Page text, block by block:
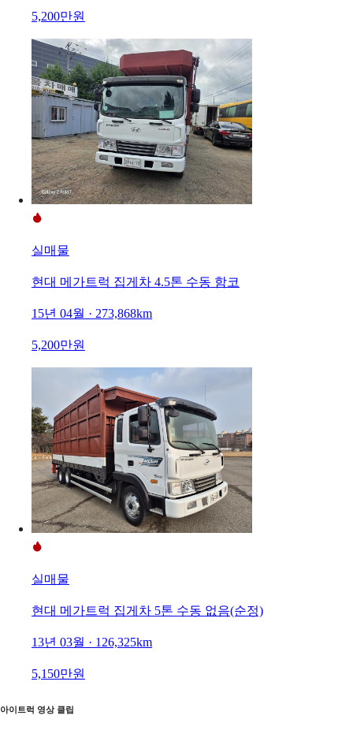
5,200만원
실매물
현대 메가트럭 집게차 4.5톤 수동 함코
15년 04월 · 273,868km
5,200만원
실매물
현대 메가트럭 집게차 5톤 수동 없음(순정)
13년 03월 · 126,325km
5,150만원
아이트럭 영상 클립